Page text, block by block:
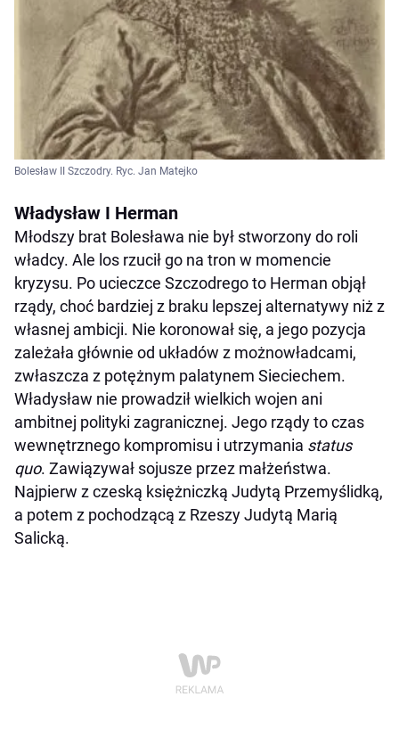
Bolesław II Szczodry. Ryc. Jan Matejko
Władysław I Herman
Młodszy brat Bolesława nie był stworzony do roli
władcy. Ale los rzucił go na tron w momencie
kryzysu. Po ucieczce Szczodrego to Herman objął
rządy, choć bardziej z braku lepszej alternatywy niż z
własnej ambicji. Nie koronował się, a jego pozycja
zależała głównie od układów z możnowładcami,
zwłaszcza z potężnym palatynem Sieciechem.
Władysław nie prowadził wielkich wojen ani
ambitnej polityki zagranicznej. Jego rządy to czas
wewnętrznego kompromisu i utrzymania status
quo. Zawiązywał sojusze przez małżeństwa.
Najpierw z czeską księżniczką Judytą Przemyślidką,
a potem z pochodzącą z Rzeszy Judytą Marią
Salicką.